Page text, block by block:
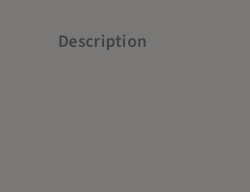
Description